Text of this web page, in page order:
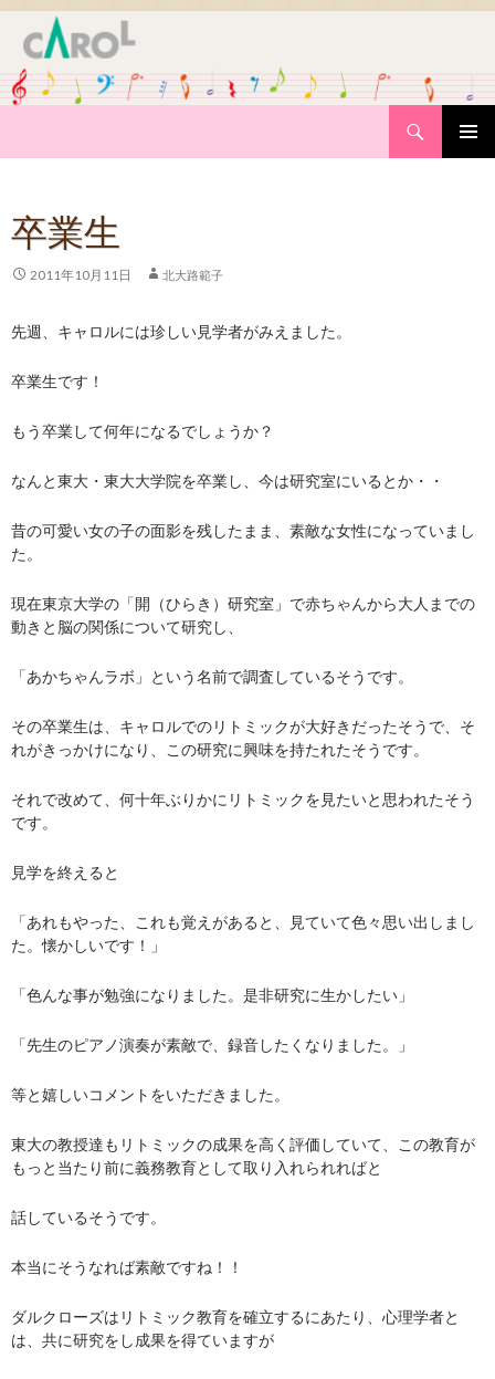
卒業生
2011年10月11日 北大路範子
先週、キャロルには珍しい見学者がみえました。
卒業生です！
もう卒業して何年になるでしょうか？
なんと東大・東大大学院を卒業し、今は研究室にいるとか・・
昔の可愛い女の子の面影を残したまま、素敵な女性になっていまし
た。
現在東京大学の「開（ひらき）研究室」で赤ちゃんから大人までの
動きと脳の関係について研究し、
「あかちゃんラボ」という名前で調査しているそうです。
その卒業生は、キャロルでのリトミックが大好きだったそうで、そ
れがきっかけになり、この研究に興味を持たれたそうです。
それで改めて、何十年ぶりかにリトミックを見たいと思われたそう
です。
見学を終えると
「あれもやった、これも覚えがあると、見ていて色々思い出しまし
た。懐かしいです！」
「色んな事が勉強になりました。是非研究に生かしたい」
「先生のピアノ演奏が素敵で、録音したくなりました。」
等と嬉しいコメントをいただきました。
東大の教授達もリトミックの成果を高く評価していて、この教育が
もっと当たり前に義務教育として取り入れられればと
話しているそうです。
本当にそうなれば素敵ですね！！
ダルクローズはリトミック教育を確立するにあたり、心理学者と
は、共に研究をし成果を得ていますが